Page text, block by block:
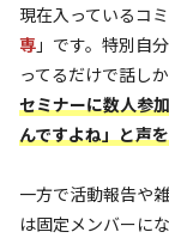
現在入っているコ
専 」です。特別自
ってるだけで話し
セミナーに数人参
んですよね」と声
一方で活動報告や
は固定メンバーに